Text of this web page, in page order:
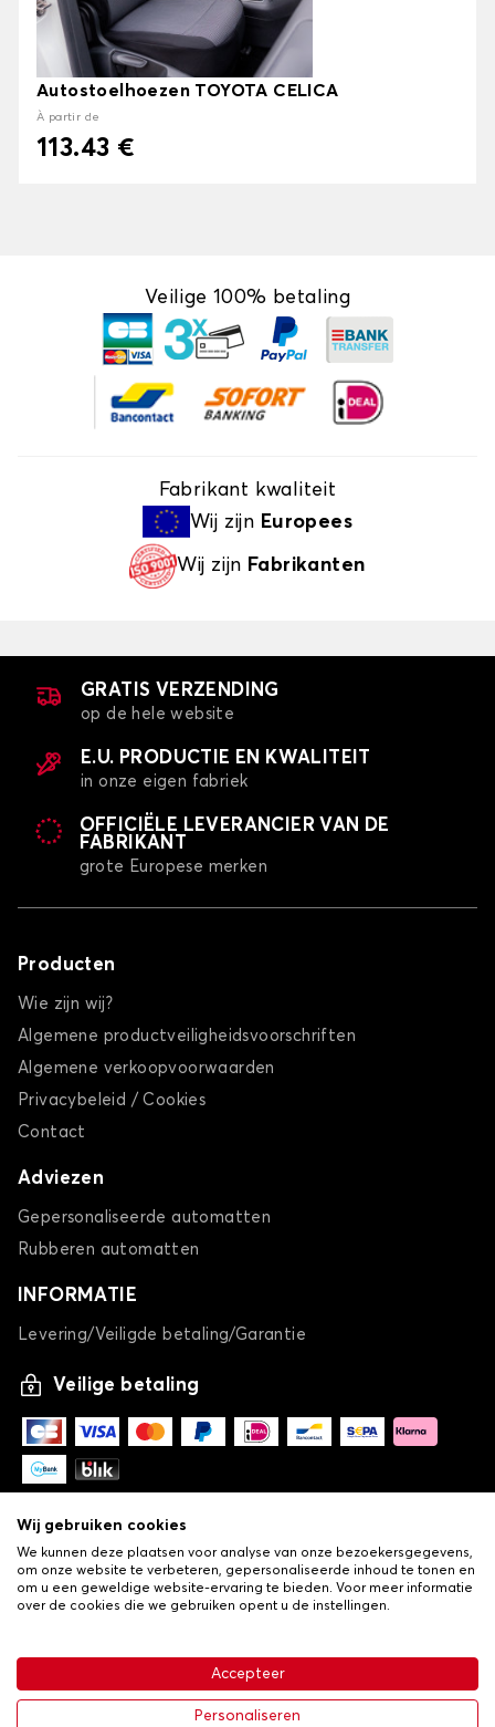
€ 26,24
Autostoelhoezen TOYOTA CELICA
À partir de
113.43 €
Veilige 100% betaling
Fabrikant kwaliteit
Wij zijn Europees
Wij zijn Fabrikanten
GRATIS VERZENDING
op de hele website
E.U. PRODUCTIE EN KWALITEIT
in onze eigen fabriek
OFFICIËLE LEVERANCIER VAN DE
FABRIKANT
grote Europese merken
Producten
Wie zijn wij?
Algemene productveiligheidsvoorschriften
Algemene verkoopvoorwaarden
Privacybeleid / Cookies
Contact
Adviezen
Gepersonaliseerde automatten
Rubberen automatten
INFORMATIE
Levering/Veiligde betaling/Garantie
Veilige betaling
Algemene verkoopvoorwaarden•Privacy- en cookiebeleid
•Livraison
Wij gebruiken cookies
We kunnen deze plaatsen voor analyse van onze bezoekersgegevens,
om onze website te verbeteren, gepersonaliseerde inhoud te tonen en
om u een geweldige website-ervaring te bieden. Voor meer informatie
over de cookies die we gebruiken opent u de instellingen.
Accepteer
Personaliseren